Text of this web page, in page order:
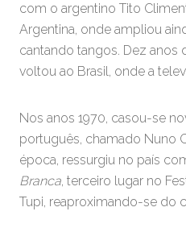
com o argentino Tito
Argentina, onde ampliou
cantando tangos. Dez anos
voltou ao Brasil, onde a
Nos anos 1970, casou-se
português, chamado Nuno
época, ressurgiu no país
Branca, terceiro lugar no
Tupi, reaproximando-se do